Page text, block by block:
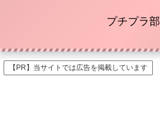
プチプラ部
【PR】当サイトでは広告を掲載しています